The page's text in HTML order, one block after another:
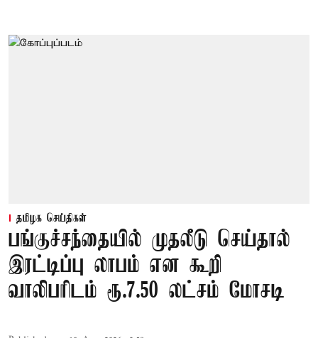
தமிழக செய்திகள்
பங்குச்சந்தையில் முதலீடு செய்தால்
இரட்டிப்பு லாபம் என கூறி
வாலிபரிடம் ரூ.7.50 லட்சம் மோசடி